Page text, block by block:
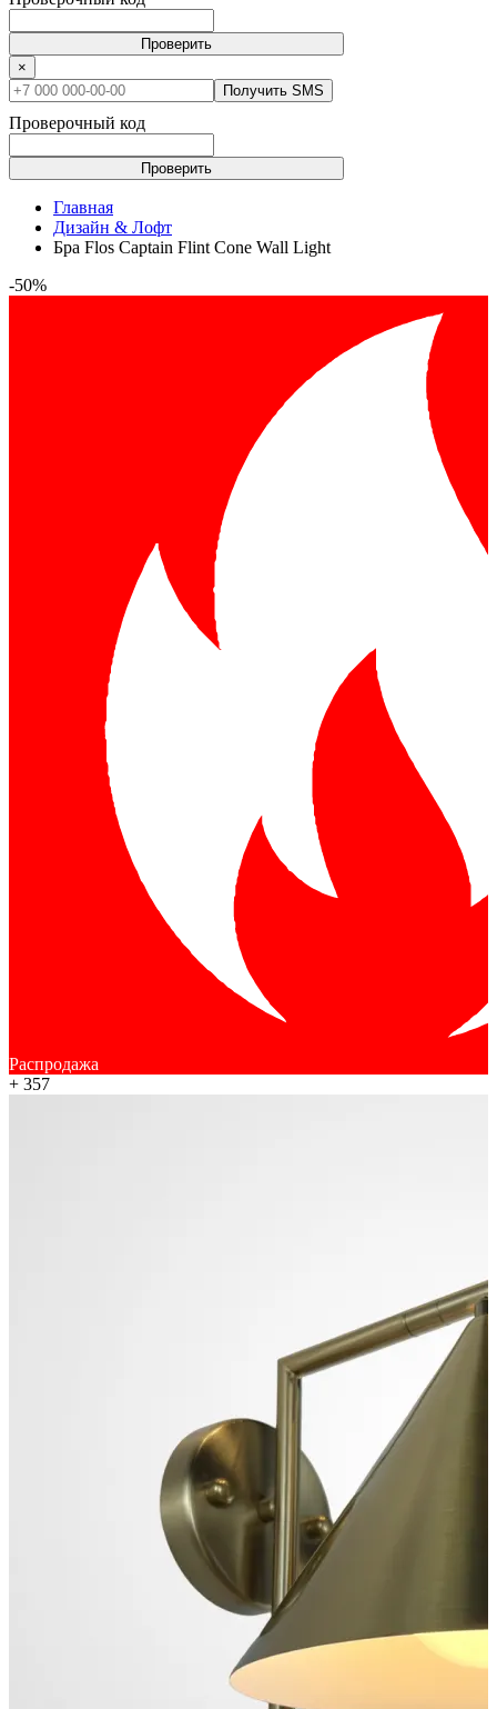
Проверить
×
Получить SMS
Проверочный код
Проверить
Главная
Дизайн & Лофт
Бра Flos Captain Flint Cone Wall Light
-50%
Распродажа
+ 357